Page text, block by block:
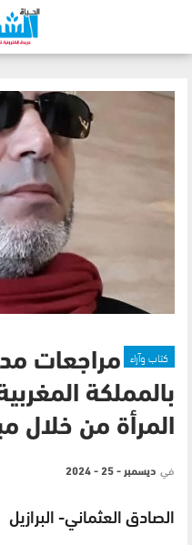
كتاب وآراء مراجعات
بالمملكة
المرأة من خلال
في ديسمبر - 25 - 2024
الصادق العثماني- البرازيل